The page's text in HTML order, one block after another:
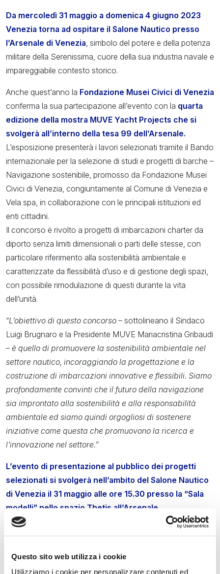
Questo sito web utilizza i cookie
Utilizziamo i cookie per personalizzare contenuti ed
Da mercoledì 31 maggio a domenica 4 giugno 2023
Venezia torna ad ospitare il Salone Nautico presso
l’Arsenale di Venezia, simbolo del potere e della potenza
militare della Serenissima, cuore della sua industria navale e
impareggiabile contesto storico.
Anche quest’anno la Fondazione Musei Civici di Venezia
conferma la sua partecipazione all’evento con la quarta
edizione della mostra MUVE Yacht Projects che si
svolgerà all’interno della tesa 99 dell’Arsenale.
L’esposizione presenterà i lavori selezionati tramite il Bando
internazionale per la selezione di studi e progetti di barche –
Navigazione sostenibile, promosso da Fondazione Musei
Civici di Venezia, congiuntamente al Comune di Venezia e
Vela spa, in collaborazione con le principali istituzioni ed
enti cittadini.
Il concorso è rivolto a progetti di imbarcazioni charter da
diporto senza limiti dimensionali o parti delle stesse, con
particolare riferimento alla sostenibilità ambientale e
caratterizzate da flessibilità d’uso e di gestione degli spazi,
con possibile rimodulazione di questi durante la vita
dell’unità.
“L’obiettivo di questo concorso – sottolineano il Sindaco
Luigi Brugnaro e la Presidente MUVE Mariacristina Gribaudi
– è quello di promuovere la sostenibilità ambientale nel
settore nautico, incoraggiando la progettazione e la
costruzione di imbarcazioni innovative e flessibili. Siamo
profondamente convinti che il futuro della navigazione
sia improntato alla sostenibilità e alla responsabilità
ambientale ed siamo quindi orgogliosi di sostenere
iniziative come questa che promuovono la ricerca e
l’innovazione nel settore.”
L’evento di presentazione al pubblico dei progetti
selezionati si svolgerà nell’ambito del Salone Nautico
di Venezia il 31 maggio alle ore 15.30 presso la “Sala
modelli” nello spazio Thetis all’Arsenale.
Il Comitato scientifico, coordinato da
Nuvolari con Carlo
Nuvolari Lenard srl., è composto da
Gribaudi Presidente MUVE , Luigi Foresti, Presidente